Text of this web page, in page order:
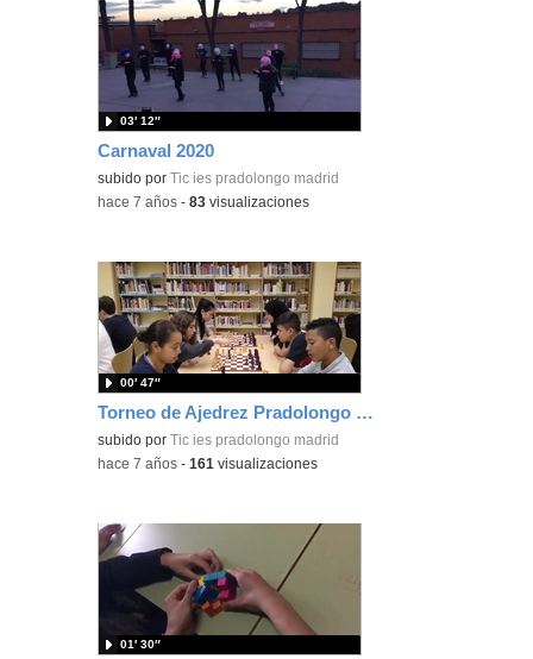
Carnaval 2020
subido porTic ies pradolongo madrid
03′ 12″
-hace 7 años -83 visualizaciones
Torneo de Ajedrez Pradolongo 2019
subido porTic ies pradolongo madrid
00′ 47″
-hace 7 años -161 visualizaciones
01′ 30″